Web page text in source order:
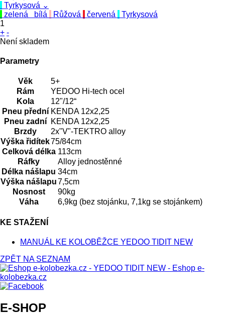
Tyrkysová ⌄
zelená
bílá Růžová červená
Tyrkysová
1
+ -
Není skladem
Parametry
Věk
5+
Rám
YEDOO Hi-tech ocel
Kola
12"/12“
Pneu přední KENDA 12x2,25
Pneu zadní
KENDA 12x2,25
Brzdy
2x"V"-TEKTRO alloy
Výška řidítek75/84cm
Celková délka 113cm
Ráfky
Alloy jednostěnné
Délka nášlapu 34cm
Výška nášlapu7,5cm
Nosnost
90kg
Váha
6,9kg (bez stojánku, 7,1kg se stojánkem)
KE STAŽENÍ
MANUÁL KE KOLOBĚŽCE YEDOO TIDIT NEW
ZPĚT NA SEZNAM
E-SHOP